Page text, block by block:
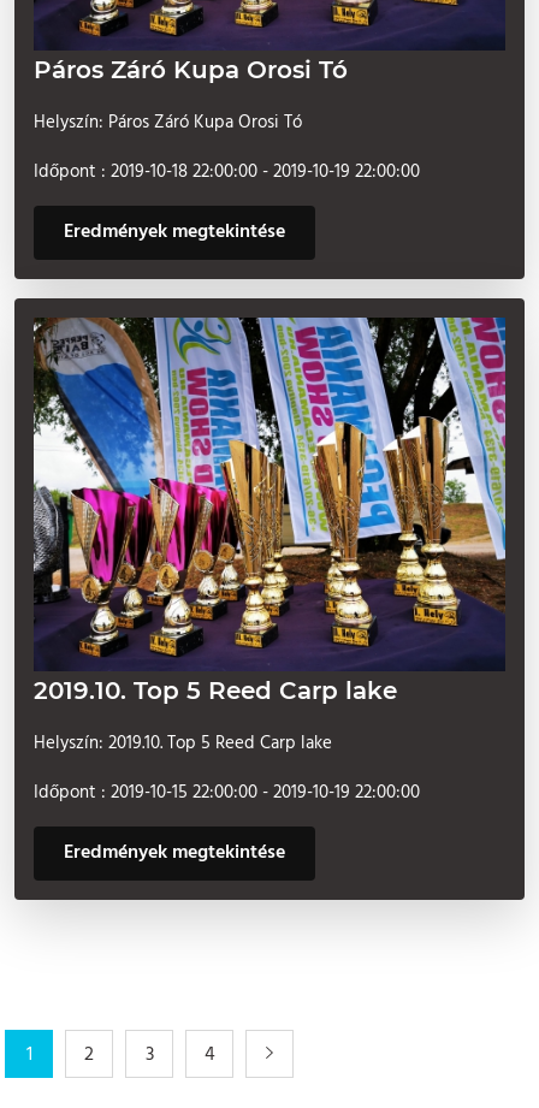
Páros Záró Kupa Orosi Tó
Helyszín: Páros Záró Kupa Orosi Tó
Időpont : 2019-10-18 22:00:00 - 2019-10-19 22:00:00
Eredmények megtekintése
2019.10. Top 5 Reed Carp lake
Helyszín: 2019.10. Top 5 Reed Carp lake
Időpont : 2019-10-15 22:00:00 - 2019-10-19 22:00:00
Eredmények megtekintése
1 2 3 4